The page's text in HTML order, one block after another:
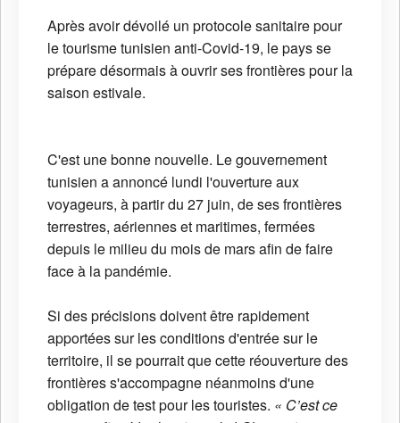
Après avoir dévoilé un protocole sanitaire pour
le tourisme tunisien anti-Covid-19, le pays se
prépare désormais à ouvrir ses frontières pour la
saison estivale.
C'est une bonne nouvelle. Le gouvernement
tunisien a annoncé lundi l'ouverture aux
voyageurs, à partir du 27 juin, de ses frontières
terrestres, aériennes et maritimes, fermées
depuis le milieu du mois de mars afin de faire
face à la pandémie.
Si des précisions doivent être rapidement
apportées sur les conditions d'entrée sur le
territoire, il se pourrait que cette réouverture des
frontières s'accompagne néanmoins d'une
obligation de test pour les touristes. « C’est ce